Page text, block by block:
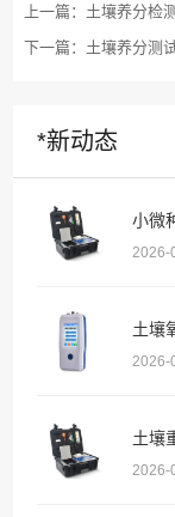
上一篇： 土壤养分检
下一篇： 土壤养分测
*新动态
2026-
2026-
2026-